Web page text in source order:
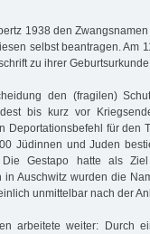
1938 den
selbst beantragen. Am
zu ihrer
den (fragilen)
bis kurz vor
Deportationsbefehl für den
Jüdinnen und Juden
Die Gestapo hatte als
in Auschwitz wurden die
unmittelbar nach der
arbeitete weiter: Durch